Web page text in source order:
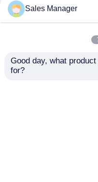
CE ISO13485 Paquet
de draps pour l'
angiographie fémorale
Sales Manager
Good day, what
for?